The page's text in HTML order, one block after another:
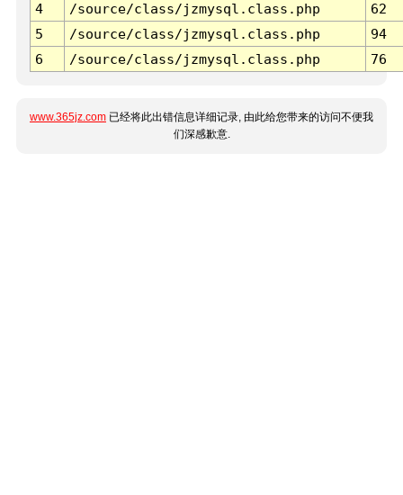
4
/source/class/jzmysql.class.php
62
5
/source/class/jzmysql.class.php
94
6
/source/class/jzmysql.class.php 76
www.365jz.com 已经将此出错信息详细记录, 由此给您带来的访问不便我
们深感歉意.